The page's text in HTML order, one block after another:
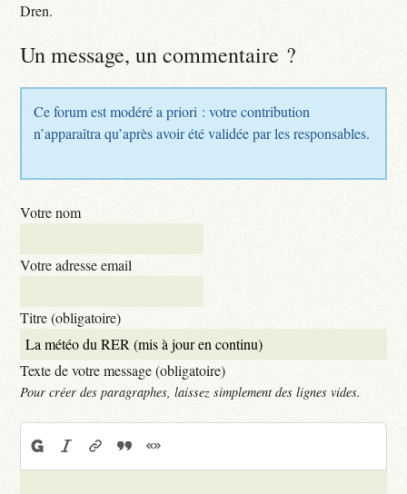
Dren.
Un message, un commentaire ?
Ce forum est modéré a priori : votre contribution
n’apparaîtra qu’après avoir été validée par les responsables.
Votre nom
Votre adresse email
Titre (obligatoire)
Texte de votre message (obligatoire)
Pour créer des paragraphes, laissez simplement des lignes vides.